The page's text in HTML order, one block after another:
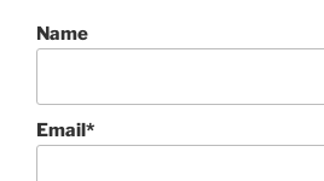
Name
Email*